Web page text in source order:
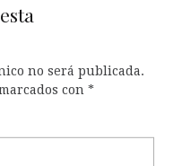
no será publicada.
con *